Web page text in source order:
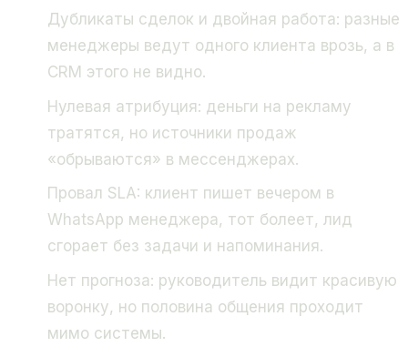
Дубликаты сделок и двойная работа: разные
менеджеры ведут одного клиента врозь, а в
CRM этого не видно.
Нулевая атрибуция: деньги на рекламу
тратятся, но источники продаж
«обрываются» в мессенджерах.
Провал SLA: клиент пишет вечером в
WhatsApp менеджера, тот болеет, лид
сгорает без задачи и напоминания.
Нет прогноза: руководитель видит красивую
воронку, но половина общения проходит
мимо системы.